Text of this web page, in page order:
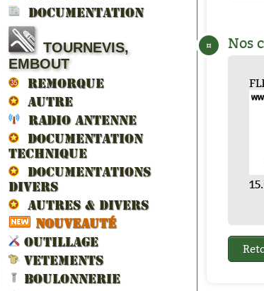
DOCUMENTATION
TOURNEVIS,
EMBOUT
REMORQUE
AUTRE
RADIO ANTENNE
DOCUMENTATION
TECHNIQUE
DOCUMENTATIONS
DIVERS
AUTRES & DIVERS
NOUVEAUTÉ
OUTILLAGE
VETEMENTS
BOULONNERIE
¤ Nos
COUSSINETS BIE...